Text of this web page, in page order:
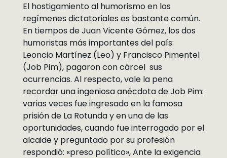
El hostigamiento al humorismo en los
regímenes dictatoriales es bastante común.
En tiempos de Juan Vicente Gómez, los dos
humoristas más importantes del país:
Leoncio Martínez (Leo) y Francisco Pimentel
(Job Pim), pagaron con cárcel sus
ocurrencias. Al respecto, vale la pena
recordar una ingeniosa anécdota de Job Pim:
varias veces fue ingresado en la famosa
prisión de La Rotunda y en una de las
oportunidades, cuando fue interrogado por el
alcaide y preguntado por su profesión
respondió: «preso político», Ante la exigencia